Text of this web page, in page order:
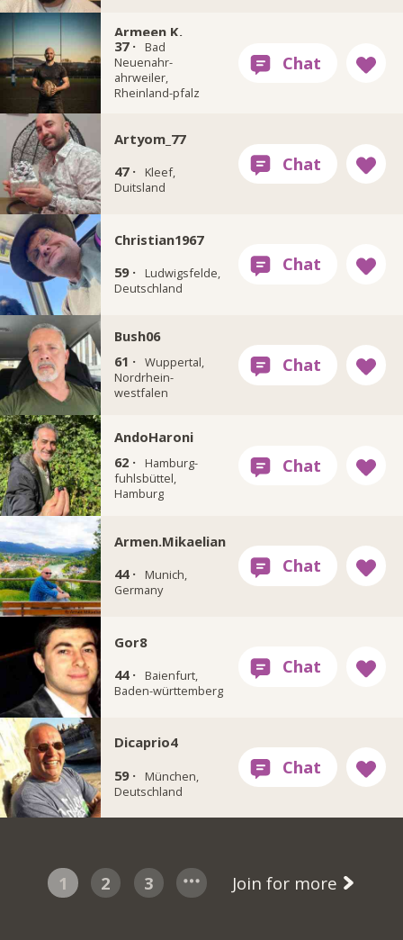
Armeen K.
37 ·
Bad
Neuenahr-
ahrweiler,
Rheinland-pfalz
Artyom_77
47 ·
Kleef,
Duitsland
Christian1967
59 ·
Ludwigsfelde,
Deutschland
Bush06
61 · Wuppertal,
Nordrhein-
westfalen
AndoHaroni
62 ·
Hamburg-
fuhlsbüttel,
Hamburg
Armen.Mikaelian
44 ·
Munich,
Germany
Gor8
44 ·
Baienfurt,
Baden-württemberg
Dicaprio4
59 ·
München,
Deutschland
1 2 3 Join for more